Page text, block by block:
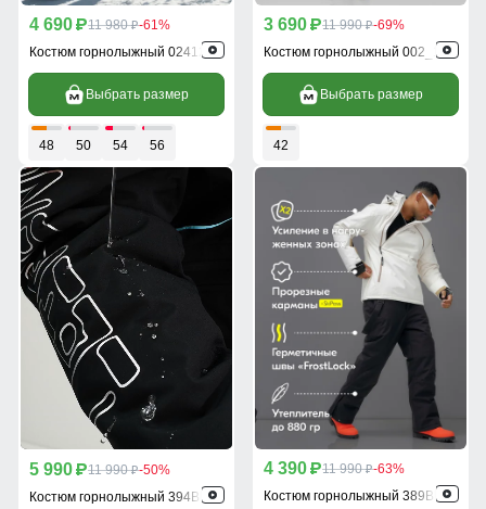
4 690 p11 980 p-61%
Костюм горнолыжный 02412Bl
Выбрать размер
48 50 54 56
3 690 p11 990 p-69%
Костюм горнолыжный 002_1Bl
Выбрать размер
42
5 990 p11 990 p-50%
Костюм горнолыжный 394Bl
4 390 p11 990 p-63%
Костюм горнолыжный 389Bl